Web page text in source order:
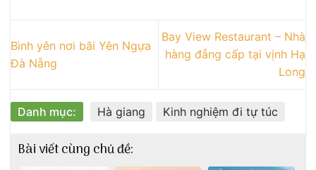
Bình yên nơi bãi Yên Ngựa
Đà Nẵng
Bay View Restaurant – Nhà
hàng đẳng cấp tại vịnh Hạ
Long
Danh mục: Hà giang Kinh nghiệm đi tự túc
Bài viết cùng chủ đề: